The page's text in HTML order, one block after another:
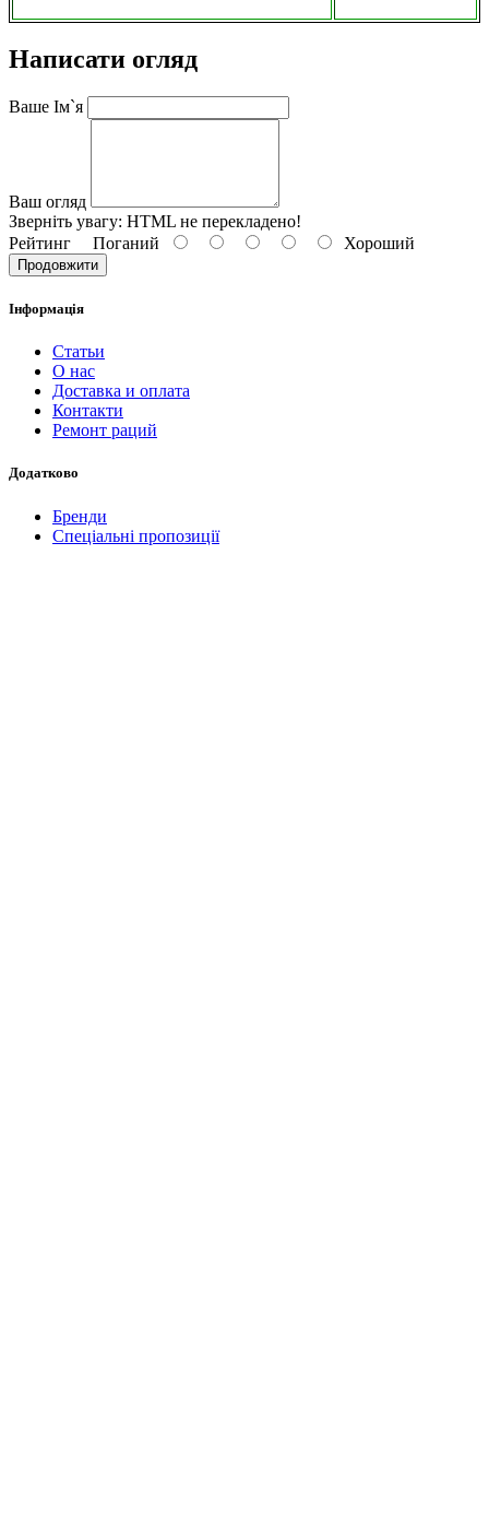
Написати огляд
Ваше Ім`я
Ваш огляд
Зверніть увагу: HTML не перекладено!
Рейтинг Поганий Хороший
Продовжити
Інформація
Статьи
О нас
Доставка и оплата
Контакти
Ремонт раций
Додатково
Бренди
Спеціальні пропозиції